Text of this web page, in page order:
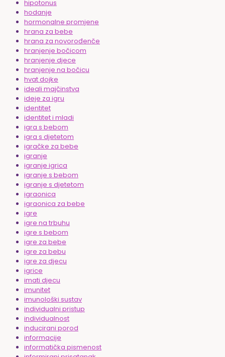
hipotonus
hodanje
hormonalne promjene
hrana za bebe
hrana za novorođenče
hranjenje bočicom
hranjenje djece
hranjenje na bočicu
hvat dojke
ideali majčinstva
ideje za igru
identitet
identitet i mladi
igra s bebom
igra s djetetom
igračke za bebe
igranje
igranje igrica
igranje s bebom
igranje s djetetom
igraonica
igraonica za bebe
igre
igre na trbuhu
igre s bebom
igre za bebe
igre za bebu
igre za djecu
igrice
imati djecu
imunitet
imunološki sustav
individualni pristup
individualnost
inducirani porod
informacije
informatička pismenost